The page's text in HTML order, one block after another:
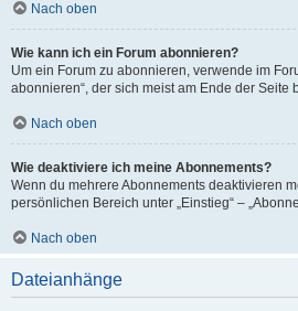
Nach oben
Wie kann ich ein Forum abonnieren?
Um ein Forum zu abonnieren, verwende im
abonnieren“, der sich meist am Ende der Seite
Nach oben
Wie deaktiviere ich meine Abonnements?
Wenn du mehrere Abonnements deaktivieren
persönlichen Bereich unter „Einstieg“ –
Nach oben
Dateianhänge